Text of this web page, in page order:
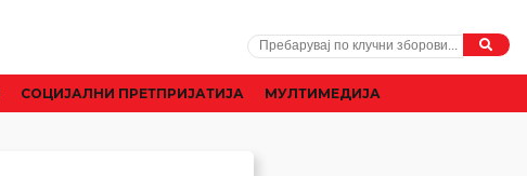
СОЦИЈАЛНИ ПРЕТПРИЈАТИЈА МУЛТИМЕДИЈА